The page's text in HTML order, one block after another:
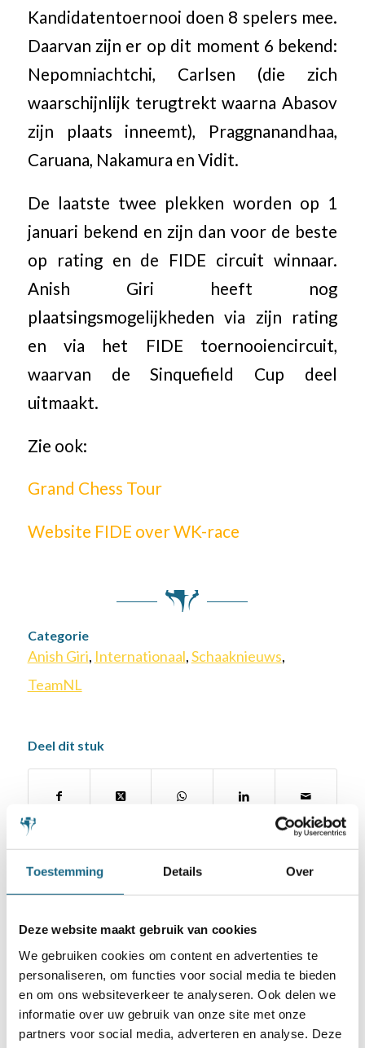
Toestemming Details Over
Deze website maakt gebruik van cookies
We gebruiken cookies om content en advertenties te
personaliseren, om functies voor social media te bieden
en om ons websiteverkeer te analyseren. Ook delen we
informatie over uw gebruik van onze site met onze
partners voor social media, adverteren en analyse. Deze
Kandidatentoernooi doen 8 spelers mee.
Daarvan zijn er op dit moment 6 bekend:
Nepomniachtchi, Carlsen (die zich
waarschijnlijk terugtrekt waarna Abasov
zijn plaats inneemt), Praggnanandhaa,
Caruana, Nakamura en Vidit.
De laatste twee plekken worden op 1
januari bekend en zijn dan voor de beste
op rating en de FIDE circuit winnaar.
Anish Giri heeft nog
plaatsingsmogelijkheden via zijn rating
en via het FIDE toernooiencircuit,
waarvan de Sinquefield Cup deel
uitmaakt.
Zie ook:
Grand Chess Tour
Website FIDE over WK-race
Categorie
Anish Giri, Internationaal,Schaaknieuws,
TeamNL
Deel dit stuk
Schaken.nl wordt mede mogelijk gemaakt
door: